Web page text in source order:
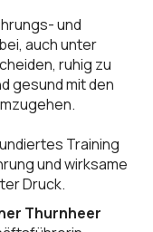
und
auch unter
ruhig zu
gesund mit den
Training
und wirksame
Druck.
Thurnheer